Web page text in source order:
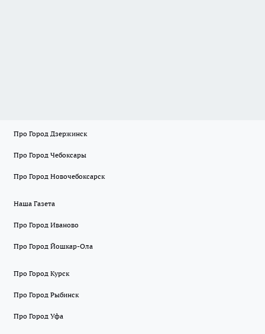
Про Город Дзержинск
Про Город Чебоксары
Про Город Новочебоксарск
Наша Газета
Про Город Иваново
Про Город Йошкар-Ола
Про Город Курск
Про Город Рыбинск
Про Город Уфа